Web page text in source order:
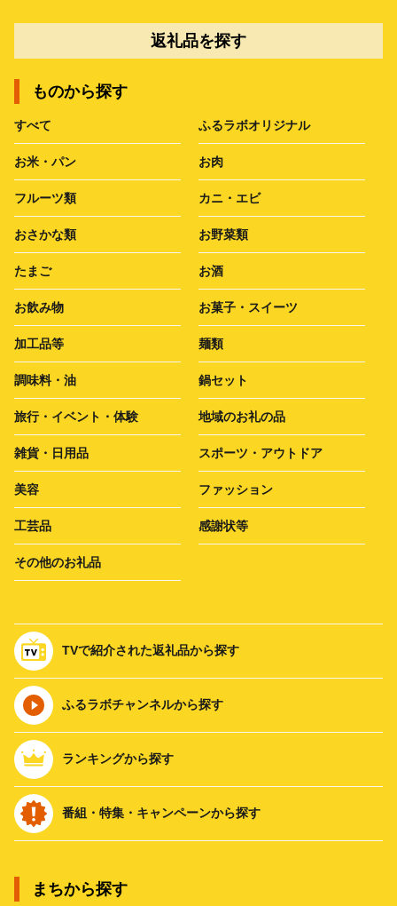
返礼品を探す
ものから探す
すべて ふるラボオリジナル
お米・パン お肉
フルーツ類 カニ・エビ
おさかな類 お野菜類
たまご お酒
お飲み物 お菓子・スイーツ
加工品等 麺類
調味料・油 鍋セット
旅行・イベント・体験 地域のお礼の品
雑貨・日用品 スポーツ・アウトドア
美容 ファッション
工芸品 感謝状等
その他のお礼品
TVで紹介された返礼品から探す
ふるラボチャンネルから探す
ランキングから探す
番組・特集・キャンペーンから探す
まちから探す